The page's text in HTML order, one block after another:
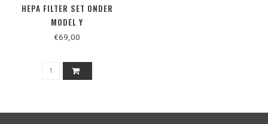
HEPA FILTER SET ONDER
MODEL Y
€69,00